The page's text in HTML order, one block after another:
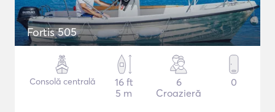
Fortis 505
Consolă centrală
16 ft
5 m
6
Croazieră
0